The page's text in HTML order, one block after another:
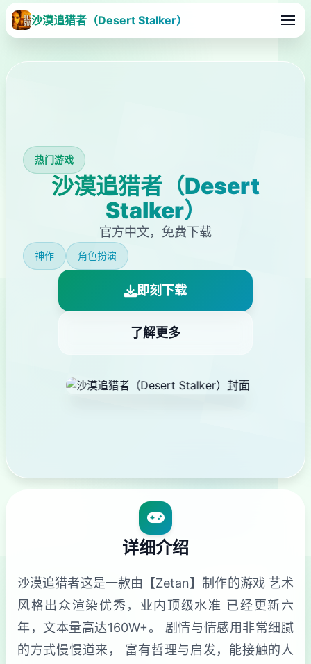
沙漠追猎者（Desert Stalker）
热门游戏
沙漠追猎者（Desert
Stalker）
官方中文，免费下载
神作 角色扮演
即刻下载
了解更多
详细介绍
沙漠追猎者这是一款由【Zetan】制作的游戏 艺术
风格出众渲染优秀，业内顶级水准 已经更新六
年，文本量高达160W+。 剧情与情感用非常细腻
的方式慢慢道来， 富有哲理与启发，能接触的人